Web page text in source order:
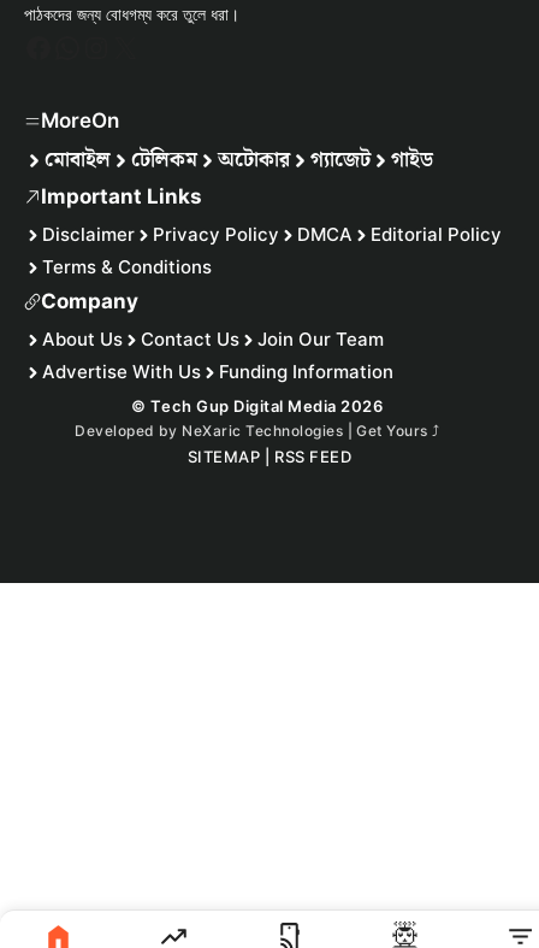
পাঠকদের জন্য বোধগম্য করে তুলে ধরা।
MoreOn
মোবাইল টেলিকম অটোকার গ্যাজেট গাইড
Important Links
Disclaimer Privacy Policy DMCA
Editorial Policy
Terms & Conditions
Company
About Us Contact Us
Join Our Team
Advertise With Us
Funding Information
© Tech Gup Digital Media 2026
Developed by NeXaric Technologies | Get Yours⤴︎
SITEMAP RSS FEED